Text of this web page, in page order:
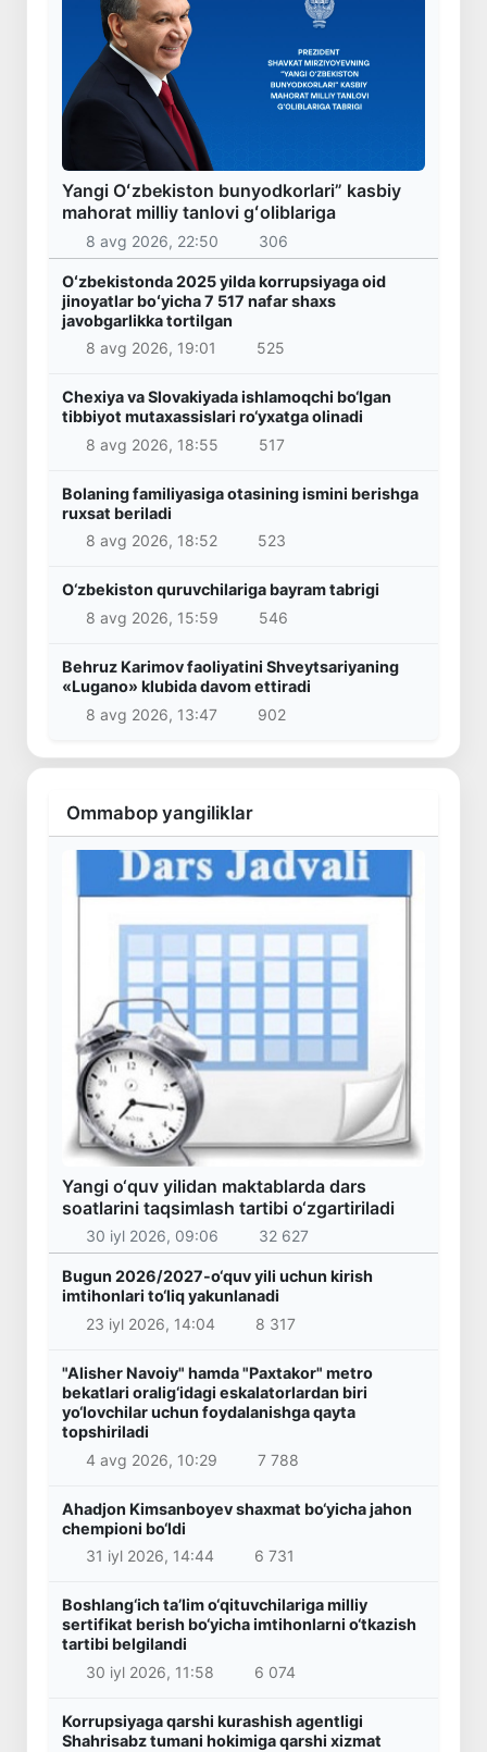
Yangi Oʻzbekiston bunyodkorlari” kasbiy
mahorat milliy tanlovi gʻoliblariga
8 avg 2026, 22:50 306
Oʻzbekistonda 2025 yilda korrupsiyaga oid
jinoyatlar boʻyicha 7 517 nafar shaxs
javobgarlikka tortilgan
8 avg 2026, 19:01
525
Chexiya va Slovakiyada ishlamoqchi bo‘lgan
tibbiyot mutaxassislari ro‘yxatga olinadi
8 avg 2026, 18:55
517
Bolaning familiyasiga otasining ismini berishga
ruxsat beriladi
8 avg 2026, 18:52
523
O‘zbekiston quruvchilariga bayram tabrigi
8 avg 2026, 15:59
546
Behruz Karimov faoliyatini Shveytsariyaning
«Lugano» klubida davom ettiradi
8 avg 2026, 13:47
902
Ommabop yangiliklar
Yangi o‘quv yilidan maktablarda dars
soatlarini taqsimlash tartibi o‘zgartiriladi
30 iyl 2026, 09:06 32 627
Bugun 2026/2027-o‘quv yili uchun kirish
imtihonlari to‘liq yakunlanadi
23 iyl 2026, 14:04
8 317
"Alisher Navoiy" hamda "Paxtakor" metro
bekatlari oralig‘idagi eskalatorlardan biri
yo‘lovchilar uchun foydalanishga qayta
topshiriladi
4 avg 2026, 10:29
7 788
Ahadjon Kimsanboyev shaxmat bo‘yicha jahon
chempioni bo‘ldi
31 iyl 2026, 14:44
6 731
Boshlang‘ich ta’lim o‘qituvchilariga milliy
sertifikat berish bo‘yicha imtihonlarni o‘tkazish
tartibi belgilandi
30 iyl 2026, 11:58
6 074
Korrupsiyaga qarshi kurashish agentligi
Shahrisabz tumani hokimiga qarshi xizmat